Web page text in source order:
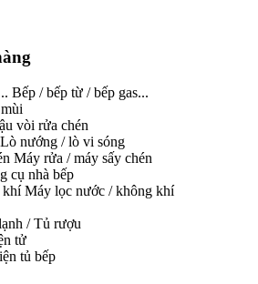
Bếp / bếp từ / bếp gas...
vòi rửa chén
Lò nướng / lò vi sóng
Máy rửa / máy sấy chén
cụ nhà bếp
Máy lọc nước / không khí
/ Tủ rượu
tử
tủ bếp